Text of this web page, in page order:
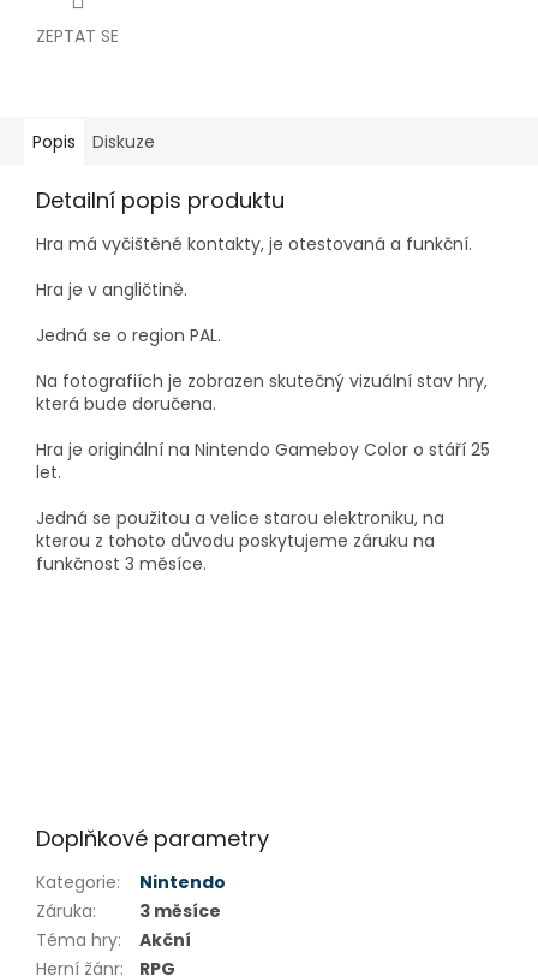
ZEPTAT SE
Popis Diskuze
Detailní popis produktu
Hra má vyčištěné kontakty, je otestovaná a funkční.
Hra je v angličtině.
Jedná se o region PAL.
Na fotografiích je zobrazen skutečný vizuální stav hry,
která bude doručena.
Hra je originální na Nintendo Gameboy Color o stáří 25
let.
Jedná se použitou a velice starou elektroniku, na
kterou z tohoto důvodu poskytujeme záruku na
funkčnost 3 měsíce.
Doplňkové parametry
Kategorie:
Nintendo
Záruka:
3 měsíce
Téma hry:
Akční
Herní žánr: RPG